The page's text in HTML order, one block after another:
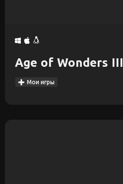
Age of Wonders III
Мои игры